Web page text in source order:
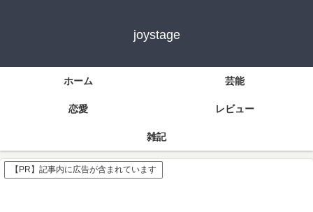
joystage
ホーム 芸能
恋愛 レビュー
雑記
【PR】記事内に広告が含まれています